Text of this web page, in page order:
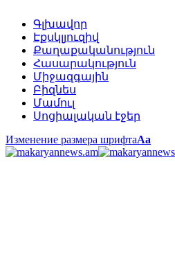
Գլխավոր
Էքսկլյուզիվ
Քաղաքականություն
Հասարակություն
Միջազգային
Բիզնես
Մամուլ
Սոցիալական էջեր
Изменение размера шрифтаАа